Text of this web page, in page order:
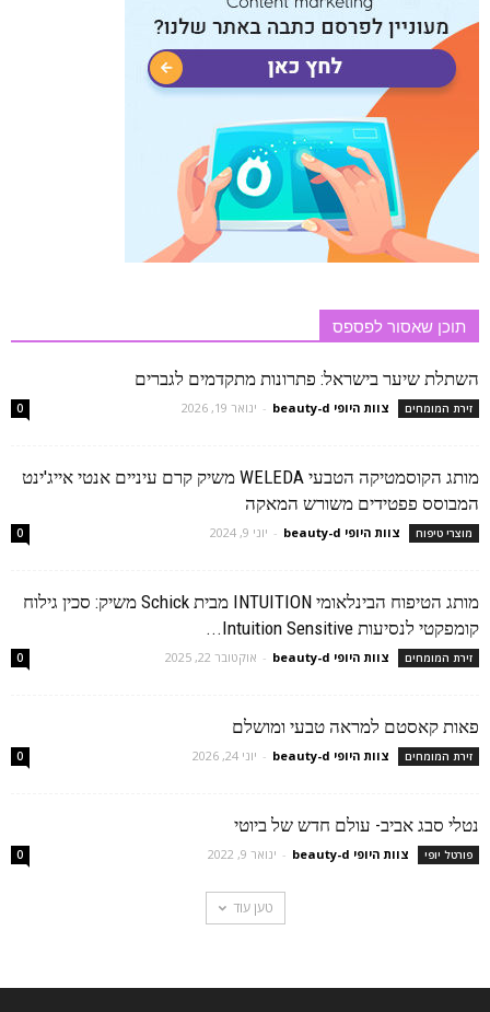
תוכן שאסור לפספס
השתלת שיער בישראל: פתרונות מתקדמים לגברים
זירת המומחים צוות היופי beauty-d - ינואר 19, 2026 0
מותג הקוסמטיקה הטבעי WELEDA משיק קרם עיניים אנטי אייג'ינט
המבוסס פפטידים משורש המאקה
מוצרי טיפוח צוות היופי beauty-d - יוני 9, 2024 0
מותג הטיפוח הבינלאומי INTUITION מבית Schick משיק: סכין גילוח
קומפקטי לנסיעות Intuition Sensitive...
זירת המומחים צוות היופי beauty-d - אוקטובר 22, 2025 0
פאות קאסטם למראה טבעי ומושלם
זירת המומחים צוות היופי beauty-d - יוני 24, 2026 0
נטלי סבג אביב- עולם חדש של ביוטי
פורטל יופי צוות היופי beauty-d - ינואר 9, 2022 0
טען עוד